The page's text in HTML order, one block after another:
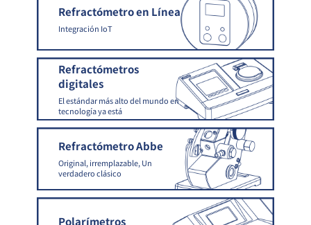
Refractómetro en Línea
Integración IoT
Refractómetros
digitales
El estándar más alto del mundo en
tecnología ya está
Refractómetro Abbe
Original, irremplazable, Un
verdadero clásico
Polarímetros